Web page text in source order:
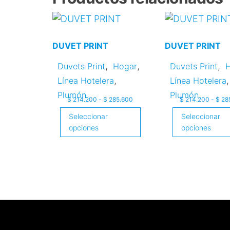
DUVET PRINT
Duvets Print, Hogar,
Línea Hotelera,
Plumón
$ 214.200 - $ 285.600
de
$ 214.200
Seleccionar
opciones
Este
tiene
múltiples
variantes.
Las
opciones
pueden
DUVET PRINT
Duvets Print,
Línea Hotelera,
Plumón
$ 214.200 - $
Seleccionar
opciones
Este
tiene
múltiples
variantes.
Las
opciones
pueden